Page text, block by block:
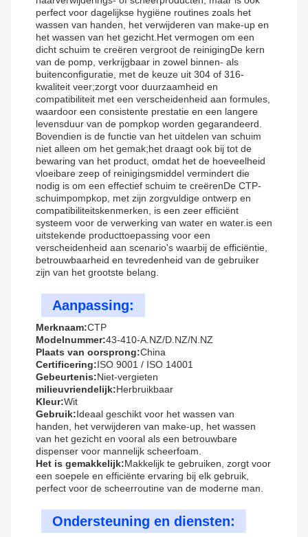
perfect voor dagelijkse hygiëne routines zoals het
wassen van handen, het verwijderen van make-up en
het wassen van het gezicht.Het vermogen om een
dicht schuim te creëren vergroot de reinigingDe kern
van de pomp, verkrijgbaar in zowel binnen- als
buitenconfiguratie, met de keuze uit 304 of 316-
kwaliteit veer;zorgt voor duurzaamheid en
compatibiliteit met een verscheidenheid aan formules,
waardoor een consistente prestatie en een langere
levensduur van de pompkop worden gegarandeerd.
Bovendien is de functie van het uitdelen van schuim
niet alleen om het gemak;het draagt ook bij tot de
bewaring van het product, omdat het de hoeveelheid
vloeibare zeep of reinigingsmiddel vermindert die
nodig is om een effectief schuim te creërenDe CTP-
schuimpompkop, met zijn zorgvuldige ontwerp en
compatibiliteitskenmerken, is een zeer efficiënt
systeem voor de verwerking van water en water.is een
uitstekende producttoepassing voor een
verscheidenheid aan scenario's waarbij de efficiëntie,
betrouwbaarheid en tevredenheid van de gebruiker
zijn van het grootste belang.
Aanpassing:
Merknaam:CTP
Modelnummer:43-410-A.NZ/D.NZ/N.NZ
Plaats van oorsprong:China
Certificering:ISO 9001 / ISO 14001
Gebeurtenis:Niet-vergieten
milieuvriendelijk:Herbruikbaar
Kleur:Wit
Gebruik:Ideaal geschikt voor het wassen van
handen, het verwijderen van make-up, het wassen
van het gezicht en vooral als een betrouwbare
dispenser voor mannelijk scheerfoam.
Het is gemakkelijk:Makkelijk te gebruiken, zorgt voor
een soepele en efficiënte ervaring bij elk gebruik,
perfect voor de scheerroutine van de moderne man.
Ondersteuning en diensten: